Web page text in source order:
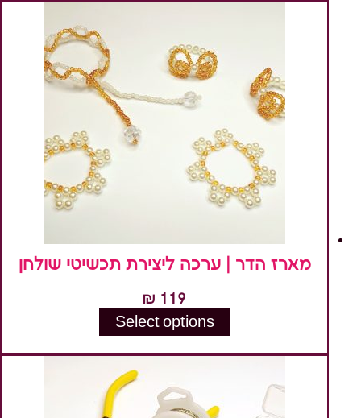
מארז הדר | ערכה ליצירת תכשיטי שולחן
₪ 119
Select options
מספר